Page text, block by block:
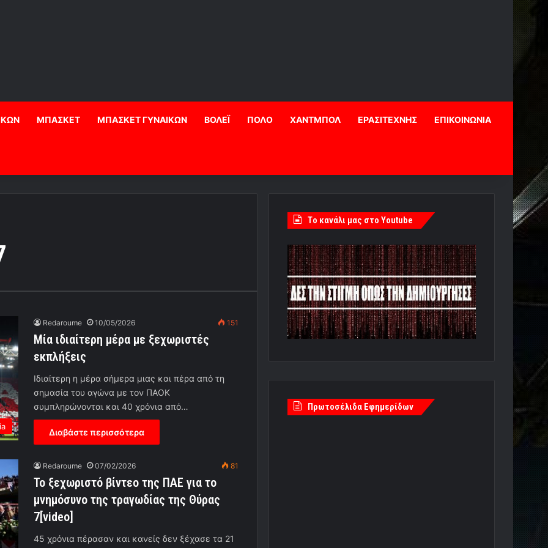
ΜΠΑΣΚΕΤ ΜΠΑΣΚΕΤ ΓΥΝΑΙΚΩΝ ΒΟΛΕΪ ΠΟΛΟ ΧΑΝΤΜΠΟΛ ΕΡΑΣΙΤΕΧΝΗΣ ΕΠΙΚΟΙΝΩΝΙΑ
Redaroume 10/05/2026 151
Μία ιδιαίτερη μέρα με ξεχωριστές
εκπλήξεις
Ιδιαίτερη η μέρα σήμερα μιας και πέρα από τη
σημασία του αγώνα με τον ΠΑΟΚ
συμπληρώνονται και 40 χρόνια από…
Διαβάστε περισσότερα
Redaroume 07/02/2026 81
Το ξεχωριστό βίντεο της ΠΑΕ για το
μνημόσυνο της τραγωδίας της Θύρας
7[video]
45 χρόνια πέρασαν και κανείς δεν ξέχασε τα 21
Tο κανάλι μας στο Youtube
Πρωτοσέλιδα Εφημερίδων